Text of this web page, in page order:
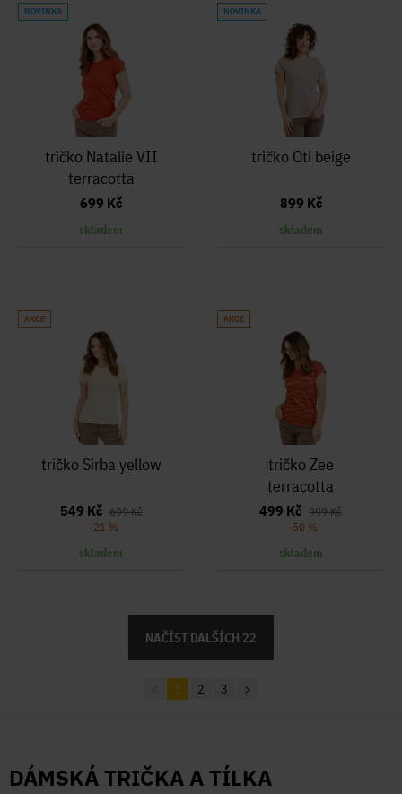
NOVINKA
tričko Natalie VII
terracotta
699 Kč
skladem
NOVINKA
tričko Oti beige
899 Kč
skladem
AKCE
tričko Sirba yellow
549 Kč 699 Kč
-21 %
skladem
AKCE
tričko Zee
terracotta
499 Kč 999 Kč
-50 %
skladem
1 2 3 >
DÁMSKÁ TRIČKA A TÍLKA